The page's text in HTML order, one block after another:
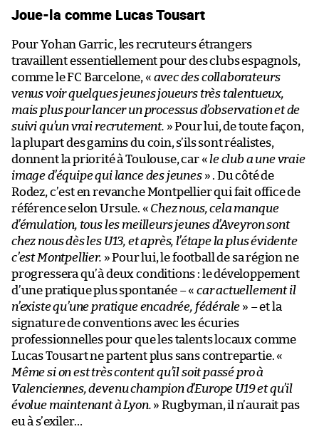
Joue-la comme Lucas Tousart
Pour Yohan Garric, les recruteurs étrangers
travaillent essentiellement pour des clubs espagnols,
comme le FC Barcelone, « avec des collaborateurs
venus voir quelques jeunes joueurs très talentueux,
mais plus pour lancer un processus d’observation et de
suivi qu’un vrai recrutement. » Pour lui, de toute façon,
la plupart des gamins du coin, s’ils sont réalistes,
donnent la priorité à Toulouse, car « le club a une vraie
image d’équipe qui lance des jeunes» . Du côté de
Rodez, c’est en revanche Montpellier qui fait office de
référence selon Ursule. « Chez nous, cela manque
d’émulation, tous les meilleurs jeunes d’Aveyron sont
chez nous dès les U13, et après, l’étape la plus évidente
c’est Montpellier. » Pour lui, le football de sa région ne
progressera qu’à deux conditions : le développement
d’une pratique plus spontanée – « car actuellement il
n’existe qu’une pratique encadrée, fédérale » – et la
signature de conventions avec les écuries
professionnelles pour que les talents locaux comme
Lucas Tousart ne partent plus sans contrepartie. «
Même si on est très content qu’il soit passé pro à
Valenciennes, devenu champion d’Europe U19 et qu’il
évolue maintenant à Lyon. » Rugbyman, il n’aurait pas
eu à s’exiler…